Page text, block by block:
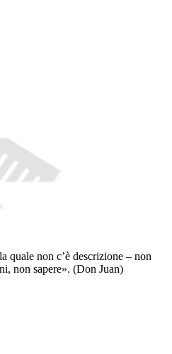
quale non c’è descrizione – non
non sapere». (Don Juan)